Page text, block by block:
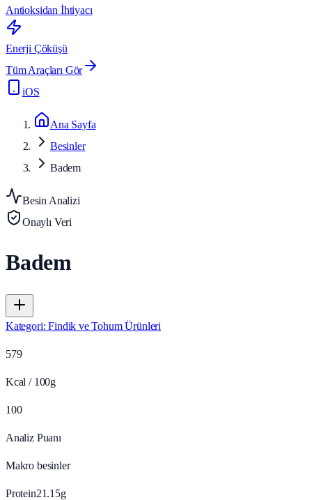
Antioksidan İhtiyacı
Enerji Çöküşü
Tüm Araçları Gör
iOS
Ana Sayfa
Besinler
Badem
Besin Analizi
Onaylı Veri
Badem
Kategori:Findik ve Tohum Ürünleri
579
Kcal / 100g
100
Analiz Puanı
Makro besinler
Protein21.15g